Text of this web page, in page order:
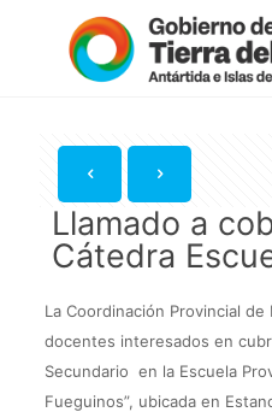
Llamado a
Cátedra
La Coordinación Provincial
docentes interesados en
Secundario en la Escuela
Fueguinos”, ubicada en